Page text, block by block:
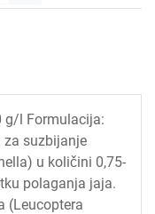
g/l Formulacija:
za suzbijanje
u količini 0,75-
polaganja jaja.
(Leucoptera